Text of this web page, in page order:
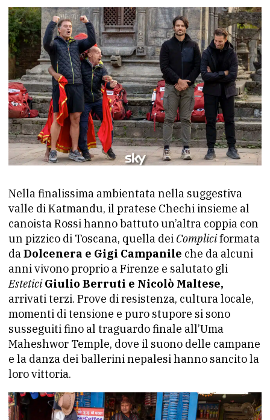
Nella finalissima ambientata nella suggestiva
valle di Katmandu, il pratese Chechi insieme al
canoista Rossi hanno battuto un’altra coppia con
un pizzico di Toscana, quella dei Compliciformata
daDolcenera e Gigi Campanile che da alcuni
anni vivono proprio a Firenze e salutato gli
EsteticiGiulio Berruti e Nicolò Maltese,
arrivati terzi. Prove di resistenza, cultura locale,
momenti di tensione e puro stupore si sono
susseguiti fino al traguardo finale all’Uma
Maheshwor Temple, dove il suono delle campane
e la danza dei ballerini nepalesi hanno sancito la
loro vittoria.